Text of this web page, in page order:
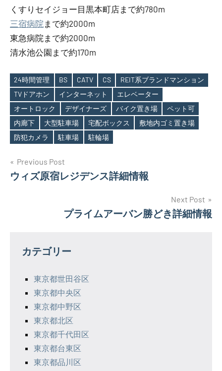
くすりセイジョー目黒本町店まで約780m
三宿病院 まで約2000m
東急病院まで約2000m
清水池公園まで約170m
Tags
24時間管理 BS CATV CS
REIT系ブランドマンション
TVドアホン
インターネット
エレベーター
オートロック
デザイナーズ バイク置き場
ペット可
内廊下
大型駐車場 宅配ボックス
敷地内ゴミ置き場
防犯カメラ
駐車場 駐輪場
投
稿
ー
Previous Post
ウィズ原宿レジデンス詳細情報
Next Post
プライムアーバン勝どき詳細情報
カテゴリー
東京都世田谷区
東京都中央区
東京都中野区
東京都北区
東京都千代田区
東京都台東区
東京都品川区